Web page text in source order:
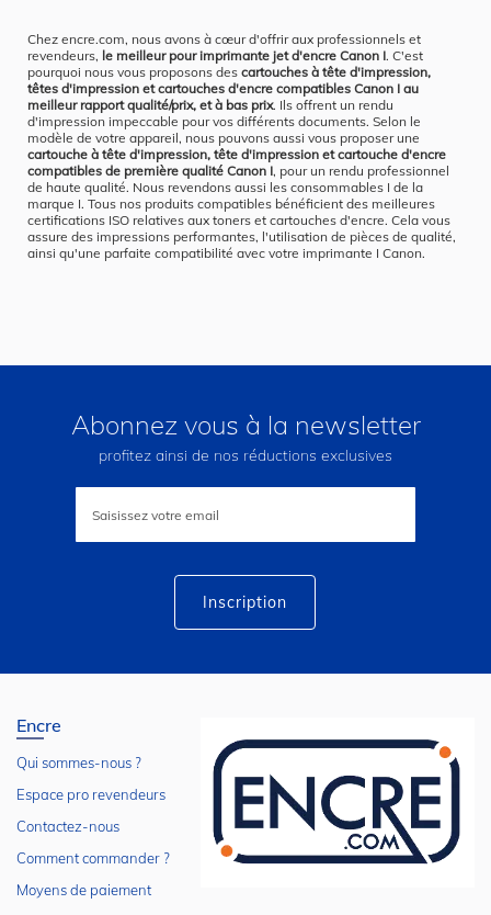
Chez encre.com, nous avons à cœur d'offrir aux professionnels et
revendeurs, le meilleur pour imprimante jet d'encre Canon I. C'est
pourquoi nous vous proposons des cartouches à tête d'impression,
têtes d'impression et cartouches d'encre compatibles Canon I au
meilleur rapport qualité/prix, et à bas prix. Ils offrent un rendu
d'impression impeccable pour vos différents documents. Selon le
modèle de votre appareil, nous pouvons aussi vous proposer une
cartouche à tête d'impression, tête d'impression et cartouche d'encre
compatibles de première qualité Canon I, pour un rendu professionnel
de haute qualité. Nous revendons aussi les consommables I de la
marque I. Tous nos produits compatibles bénéficient des meilleures
certifications ISO relatives aux toners et cartouches d'encre. Cela vous
assure des impressions performantes, l'utilisation de pièces de qualité,
ainsi qu'une parfaite compatibilité avec votre imprimante I Canon.
Abonnez vous à la newsletter
profitez ainsi de nos réductions exclusives
lettre
Inscription
Encre
Qui sommes-nous ?
Espace pro revendeurs
Contactez-nous
Comment commander ?
Moyens de paiement